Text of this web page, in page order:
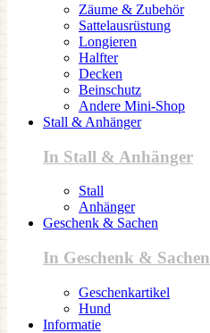
Zäume & Zubehör
Sattelausrüstung
Longieren
Halfter
Decken
Beinschutz
Andere Mini-Shop
Stall & Anhänger
In Stall & Anhänger
Stall
Anhänger
Geschenk & Sachen
In Geschenk & Sachen
Geschenkartikel
Hund
Informatie